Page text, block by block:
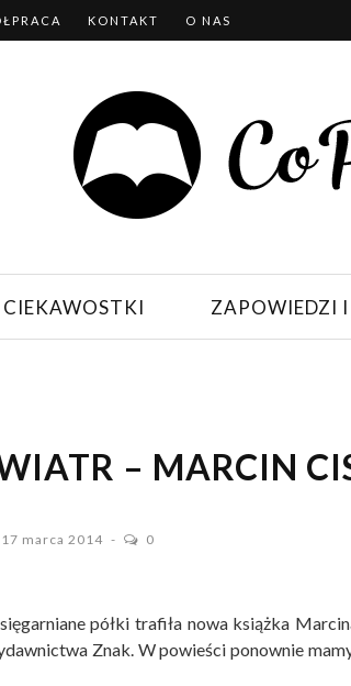
KONTAKT O NAS
CIEKAWOSTKI ZAPOWIEDZI
– MARCIN
17 marca 2014 0
półki trafiła nowa książka
Znak. W powieści ponownie